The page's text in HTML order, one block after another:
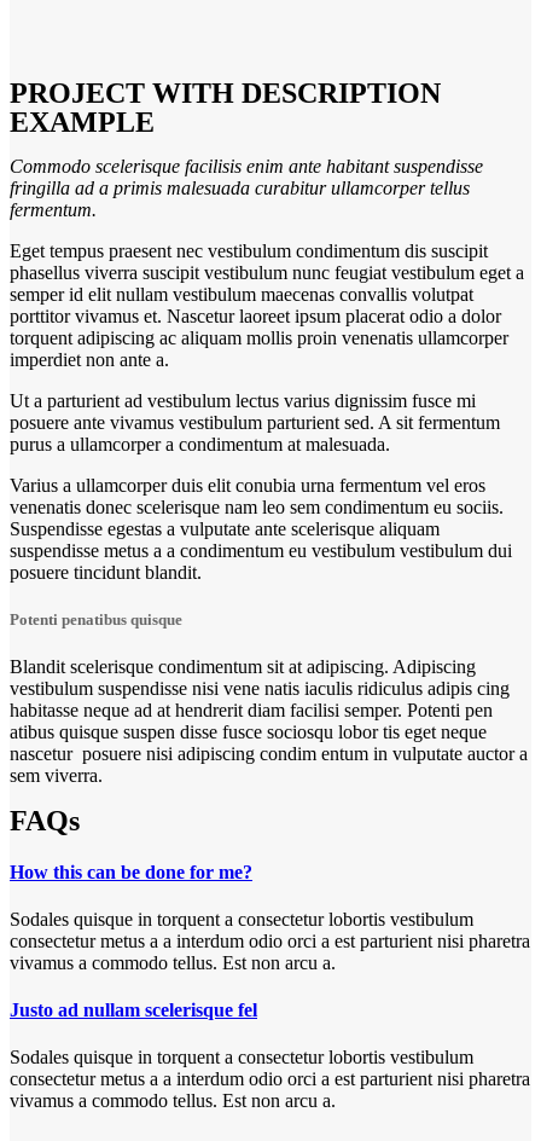
PROJECT WITH DESCRIPTION
EXAMPLE
Commodo scelerisque facilisis enim ante habitant suspendisse
fringilla ad a primis malesuada curabitur ullamcorper tellus
fermentum.
Eget tempus praesent nec vestibulum condimentum dis suscipit
phasellus viverra suscipit vestibulum nunc feugiat vestibulum eget a
semper id elit nullam vestibulum maecenas convallis volutpat
porttitor vivamus et. Nascetur laoreet ipsum placerat odio a dolor
torquent adipiscing ac aliquam mollis proin venenatis ullamcorper
imperdiet non ante a.
Ut a parturient ad vestibulum lectus varius dignissim fusce mi
posuere ante vivamus vestibulum parturient sed. A sit fermentum
purus a ullamcorper a condimentum at malesuada.
Varius a ullamcorper duis elit conubia urna fermentum vel eros
venenatis donec scelerisque nam leo sem condimentum eu sociis.
Suspendisse egestas a vulputate ante scelerisque aliquam
suspendisse metus a a condimentum eu vestibulum vestibulum dui
posuere tincidunt blandit.
Potenti penatibus quisque
Blandit scelerisque condimentum sit at adipiscing. Adipiscing
vestibulum suspendisse nisi vene natis iaculis ridiculus adipis cing
habitasse neque ad at hendrerit diam facilisi semper. Potenti pen
atibus quisque suspen disse fusce sociosqu lobor tis eget neque
nascetur posuere nisi adipiscing condim entum in vulputate auctor a
sem viverra.
FAQs
How this can be done for me?
Sodales quisque in torquent a consectetur lobortis vestibulum
consectetur metus a a interdum odio orci a est parturient nisi pharetra
vivamus a commodo tellus. Est non arcu a.
Justo ad nullam scelerisque fel
Sodales quisque in torquent a consectetur lobortis vestibulum
consectetur metus a a interdum odio orci a est parturient nisi pharetra
vivamus a commodo tellus. Est non arcu a.